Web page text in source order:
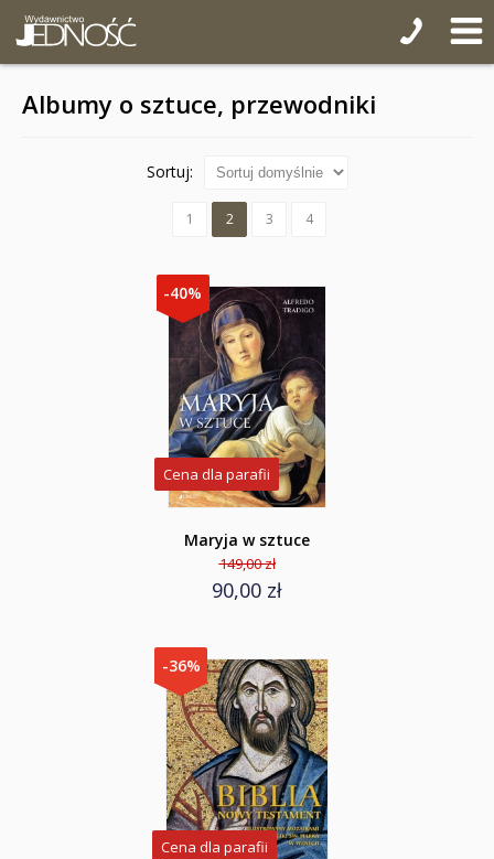
Albumy o sztuce, przewodniki
Sortuj:
1 2 3 4
-40%
Cena dla parafii
Maryja w sztuce
149,00 zł
90,00 zł
-36%
Cena dla parafii